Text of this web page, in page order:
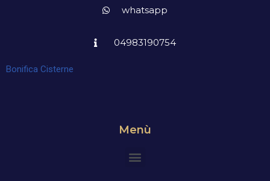
whatsapp
04983190754
Bonifica Cisterne
Menù